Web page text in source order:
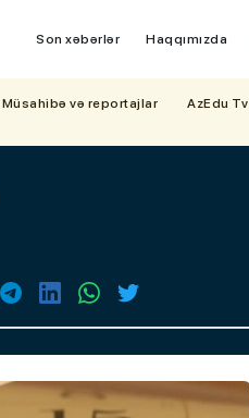
Son xəbərlər Haqqımızda
Müsahibə və reportajlar AzEdu Tv